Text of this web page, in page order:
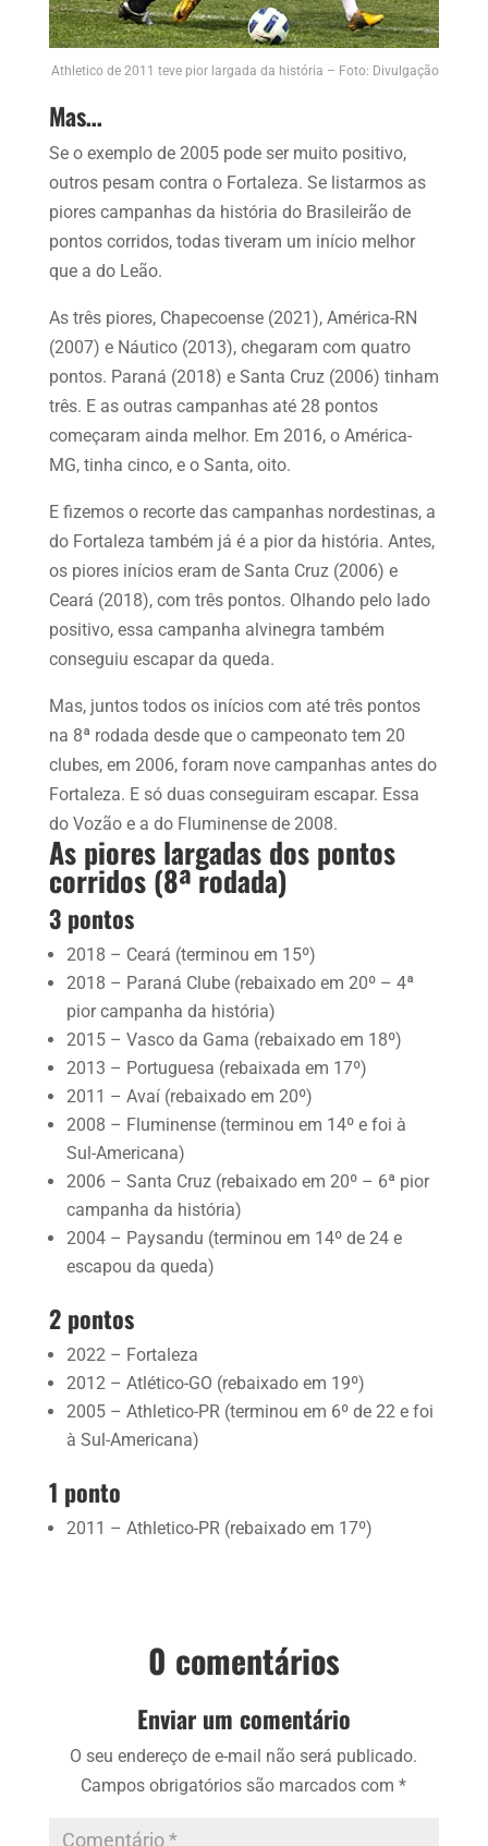
Athletico de 2011 teve pior largada da história – Foto: Divulgação
Mas…
Se o exemplo de 2005 pode ser muito positivo,
outros pesam contra o Fortaleza. Se listarmos as
piores campanhas da história do Brasileirão de
pontos corridos, todas tiveram um início melhor
que a do Leão.
As três piores, Chapecoense (2021), América-RN
(2007) e Náutico (2013), chegaram com quatro
pontos. Paraná (2018) e Santa Cruz (2006) tinham
três. E as outras campanhas até 28 pontos
começaram ainda melhor. Em 2016, o América-
MG, tinha cinco, e o Santa, oito.
E fizemos o recorte das campanhas nordestinas, a
do Fortaleza também já é a pior da história. Antes,
os piores inícios eram de Santa Cruz (2006) e
Ceará (2018), com três pontos. Olhando pelo lado
positivo, essa campanha alvinegra também
conseguiu escapar da queda.
Mas, juntos todos os inícios com até três pontos
na 8ª rodada desde que o campeonato tem 20
clubes, em 2006, foram nove campanhas antes do
Fortaleza. E só duas conseguiram escapar. Essa
do Vozão e a do Fluminense de 2008.
As piores largadas dos pontos
corridos (8ª rodada)
3 pontos
2018 – Ceará (terminou em 15º)
2018 – Paraná Clube (rebaixado em 20º – 4ª
pior campanha da história)
2015 – Vasco da Gama (rebaixado em 18º)
2013 – Portuguesa (rebaixada em 17º)
2011 – Avaí (rebaixado em 20º)
2008 – Fluminense (terminou em 14º e foi à
Sul-Americana)
2006 – Santa Cruz (rebaixado em 20º – 6ª pior
campanha da história)
2004 – Paysandu (terminou em 14º de 24 e
escapou da queda)
2 pontos
2022 – Fortaleza
2012 – Atlético-GO (rebaixado em 19º)
2005 – Athletico-PR (terminou em 6º de 22 e foi
à Sul-Americana)
1 ponto
2011 – Athletico-PR (rebaixado em 17º)
0 comentários
Enviar um comentário
O seu endereço de e-mail não será publicado.
Campos obrigatórios são marcados com*